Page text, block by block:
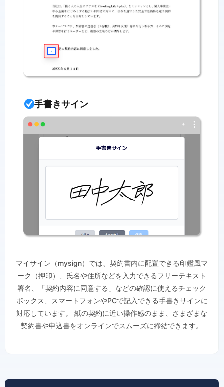
手書きサイン
マイサイン（mysign）では、契約書内に配置できる印鑑風マ
ーク（押印）、氏名や住所などを入力できるフリーテキスト
署名、「契約内容に同意する」などの確認に使えるチェック
ボックス、スマートフォンやPCで記入できる手書きサインに
対応しています。 紙の契約に近い操作感のまま、さまざまな
契約書や申込書をオンラインでスムーズに締結できます。